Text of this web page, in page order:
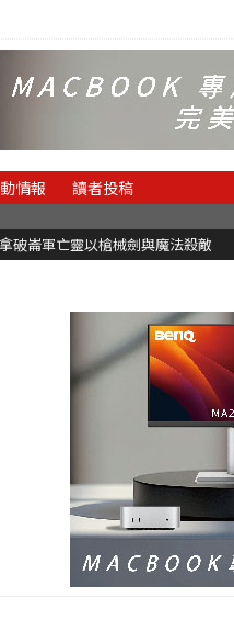
情報 讀者投稿
破崙軍亡靈以槍械劍與魔法殺敵